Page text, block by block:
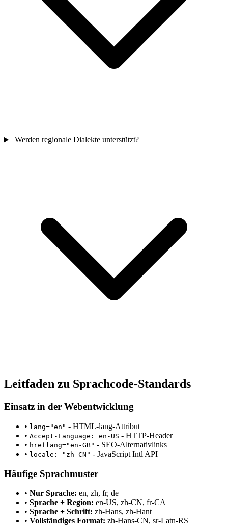
Werden regionale Dialekte unterstützt?
Leitfaden zu Sprachcode-Standards
Einsatz in der Webentwicklung
• lang="en" - HTML-lang-Attribut
• Accept-Language: en-US - HTTP-Header
• hreflang="en-GB" - SEO-Alternativlinks
• locale: "zh-CN" - JavaScript Intl API
Häufige Sprachmuster
• Nur Sprache: en, zh, fr, de
• Sprache + Region: en-US, zh-CN, fr-CA
• Sprache + Schrift: zh-Hans, zh-Hant
• Vollständiges Format: zh-Hans-CN, sr-Latn-RS